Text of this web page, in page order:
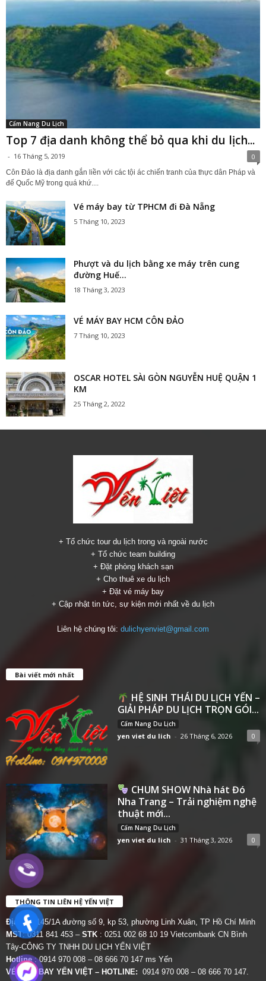
Cẩm Nang Du Lịch
Top 7 địa danh không thể bỏ qua khi du lịch...
- 16 Tháng 5, 2019 0
Côn Đảo là địa danh gắn liền với các tội ác chiến tranh của thực dân Pháp và
đế Quốc Mỹ trong quá khứ....
Vé máy bay từ TPHCM đi Đà Nẵng
5 Tháng 10, 2023
Phượt và du lịch bằng xe máy trên cung
đường Huế...
18 Tháng 3, 2023
VÉ MÁY BAY HCM CÔN ĐẢO
7 Tháng 10, 2023
OSCAR HOTEL SÀI GÒN NGUYỄN HUỆ QUẬN 1
KM
25 Tháng 2, 2022
+ Tổ chức tour du lịch trong và ngoài nước
+ Tổ chức team building
+ Đặt phòng khách sạn
+ Cho thuê xe du lịch
+ Đặt vé máy bay
+ Cập nhật tin tức, sự kiện mới nhất về du lịch
Liên hệ chúng tôi: dulichyenviet@gmail.com
Bài viết mới nhất
HỆ SINH THÁI DU LỊCH YẾN –
GIẢI PHÁP DU LỊCH TRỌN GÓI...
Cẩm Nang Du Lịch
yen viet du lich - 26 Tháng 6, 2026 0
CHUM SHOW Nhà hát Đó
Nha Trang – Trải nghiệm nghệ
thuật mới...
Cẩm Nang Du Lịch
yen viet du lich - 31 Tháng 3, 2026 0
THÔNG TIN LIÊN HỆ YẾN VIỆT
Địa chỉ:
145/1A đường số 9, kp 53, phường Linh Xuân, TP Hồ Chí Minh
MST: 0311 841 453 – STK : 0251 002 68 10 19 Vietcombank CN Bình
Tây-CÔNG TY TNHH DU LỊCH YẾN VIỆT
Hotline: 0914 970 008 – 08 666 70 147 ms Yến
VÉ MÁY BAY YẾN VIỆT – HOTLINE: 0914 970 008 – 08 666 70 147.